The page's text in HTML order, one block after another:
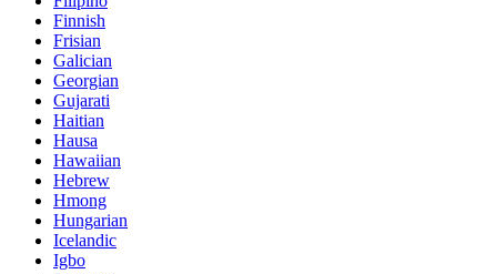
Finnish
Frisian
Galician
Georgian
Gujarati
Haitian
Hausa
Hawaiian
Hebrew
Hmong
Hungarian
Icelandic
Igbo